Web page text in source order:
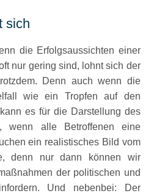
sich
die Erfolgsaussichten einer
nur gering sind, lohnt sich der
Denn auch wenn die
wie ein Tropfen auf den
es für die Darstellung des
wenn alle Betroffenen eine
ein realistisches Bild vom
denn nur dann können wir
der politischen und
Und nebenbei: Der